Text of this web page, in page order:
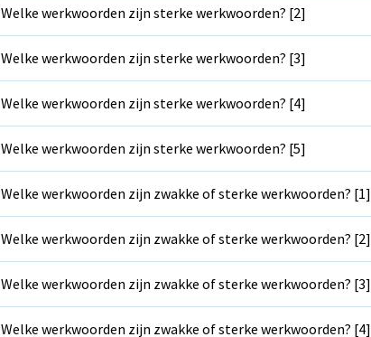
Welke werkwoorden zijn sterke werkwoorden? [2]
Welke werkwoorden zijn sterke werkwoorden? [3]
Welke werkwoorden zijn sterke werkwoorden? [4]
Welke werkwoorden zijn sterke werkwoorden? [5]
Welke werkwoorden zijn zwakke of sterke werkwoorden? [1]
Welke werkwoorden zijn zwakke of sterke werkwoorden? [2]
Welke werkwoorden zijn zwakke of sterke werkwoorden? [3]
Welke werkwoorden zijn zwakke of sterke werkwoorden? [4]